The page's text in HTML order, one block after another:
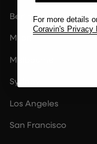
Berlin
Milan
Melbourne
Sydney
Los Angeles
San Francisco
For more details
Coravin's Privacy